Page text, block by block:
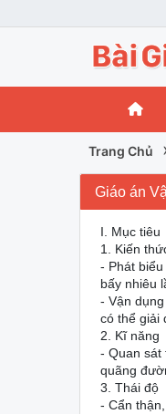
Trang Chủ
Giáo án
I. Mục tiêu
1. Kiến
- Phát
bấy nhiêu
- Vận
có thể giải
2. Kĩ năng
- Quan sát
quãng
3. Thái độ
- Cẩn